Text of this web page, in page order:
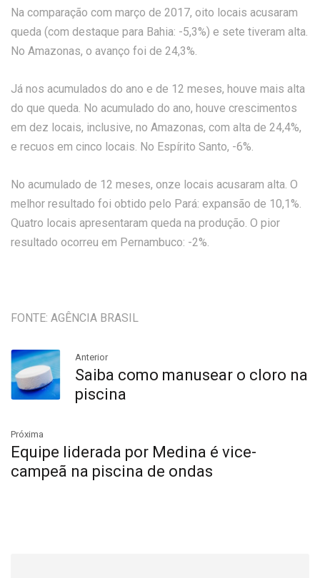
Na comparação com março de 2017, oito locais acusaram
queda (com destaque para Bahia: -5,3%) e sete tiveram alta.
No Amazonas, o avanço foi de 24,3%.
Já nos acumulados do ano e de 12 meses, houve mais alta
do que queda. No acumulado do ano, houve crescimentos
em dez locais, inclusive, no Amazonas, com alta de 24,4%,
e recuos em cinco locais. No Espírito Santo, -6%.
No acumulado de 12 meses, onze locais acusaram alta. O
melhor resultado foi obtido pelo Pará: expansão de 10,1%.
Quatro locais apresentaram queda na produção. O pior
resultado ocorreu em Pernambuco: -2%.
FONTE: AGÊNCIA BRASIL
Anterior
Saiba como manusear o cloro na
piscina
Próxima
Equipe liderada por Medina é vice-
campeã na piscina de ondas